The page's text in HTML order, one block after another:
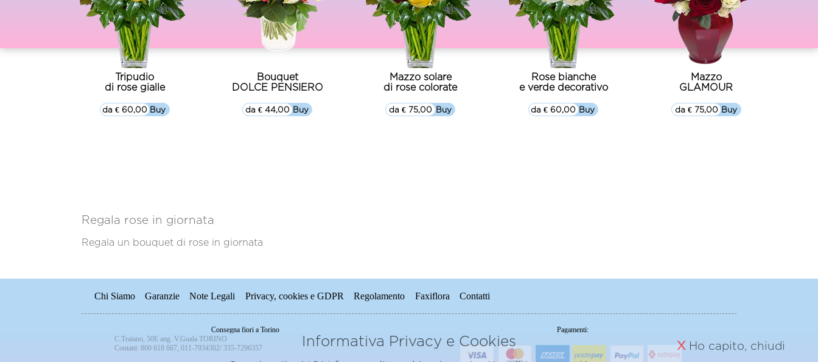
Tripudio
di rose gialle
▷▷ Buy
da € 60,00
Bouquet
DOLCE PENSIERO
▷▷ Buy
da € 44,00
Mazzo solare
di rose colorate
▷▷ Buy
da € 75,00
Rose bianche
e verde decorativo
▷▷ Buy
da € 60,00
Mazzo
GLAMOUR
▷▷ Buy
da € 75,00
Regala rose in giornata
Regala un bouquet di rose in giornata
Chi Siamo Garanzie Note Legali Privacy, cookies e GDPR Regolamento Faxiflora Contatti
Consegna fiori a Torino
C.Traiano, 50E ang. V.Guala TORINO
Contatti: 800 618 667, 011-7934302/ 335-7296357
Pagamenti:
Informativa Privacy e Cookies X Ho capito, chiudi